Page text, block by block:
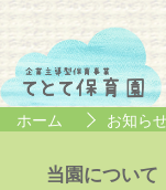
ホーム お知ら
当園について